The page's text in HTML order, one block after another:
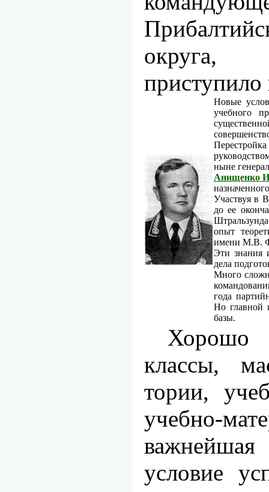
округа,
приступило
Новые
учебного
ныне
Анищенко
Участвуя в
до ее
опыт
имени М.В.
Эти знания
дела
Много
года
Но главной
базы.
Хорошо
классы,
тории,
учебно-
условие